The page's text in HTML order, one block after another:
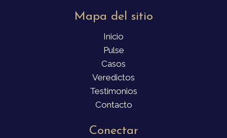
Mapa del sitio
Inicio
Pulse
Casos
Veredictos
Testimonios
Contacto
Conectar